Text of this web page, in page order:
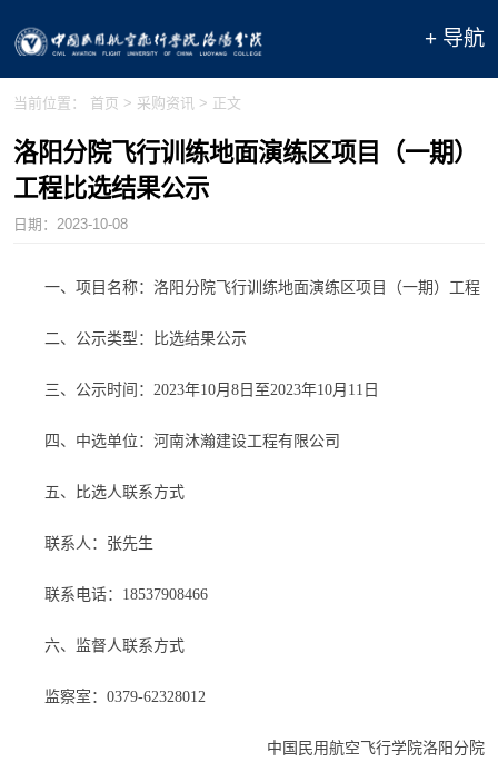
+ 导航
当前位置： 首页 > 采购资讯 > 正文
洛阳分院飞行训练地面演练区项目（一期）
工程比选结果公示
日期： 2023-10-08
一、项目名称：洛阳分院飞行训练地面演练区项目（一期）工程
二、公示类型：比选结果公示
三、公示时间： 2023年10月 8 日至2023年10月 11 日
四、中选单位：河南沐瀚建设工程有限公司
五、比选人联系方式
联系人：张先生
联系电话： 18537908466
六、监督人联系方式
监察室： 0379-62328012
中国民用航空飞行学院洛阳分院